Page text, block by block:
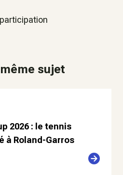
sujet
2026 : le tennis
à Roland-Garros